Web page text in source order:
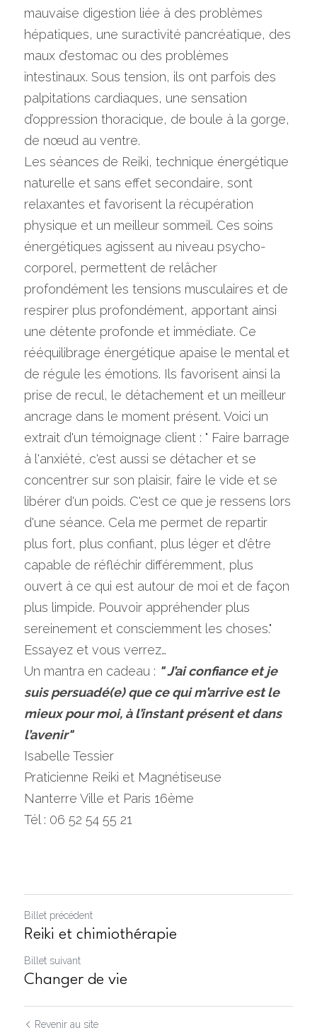
mauvaise digestion liée à des problèmes
hépatiques, une suractivité pancréatique, des
maux d’estomac ou des problèmes
intestinaux. Sous tension, ils ont parfois des
palpitations cardiaques, une sensation
d’oppression thoracique, de boule à la gorge,
de nœud au ventre.
Les séances de Reiki, technique énergétique
naturelle et sans effet secondaire, sont
relaxantes et favorisent la récupération
physique et un meilleur sommeil. Ces soins
énergétiques agissent au niveau psycho-
corporel, permettent de relâcher
profondément les tensions musculaires et de
respirer plus profondément, apportant ainsi
une détente profonde et immédiate. Ce
rééquilibrage énergétique apaise le mental et
de régule les émotions. Ils favorisent ainsi la
prise de recul, le détachement et un meilleur
ancrage dans le moment présent. Voici un
extrait d'un témoignage client : " Faire barrage
à l'anxiété, c'est aussi se détacher et se
concentrer sur son plaisir, faire le vide et se
libérer d'un poids. C'est ce que je ressens lors
d'une séance. Cela me permet de repartir
plus fort, plus confiant, plus léger et d'être
capable de réfléchir différemment, plus
ouvert à ce qui est autour de moi et de façon
plus limpide. Pouvoir appréhender plus
sereinement et consciemment les choses."
Essayez et vous verrez…
Un mantra en cadeau : " J’ai confiance et je
suis persuadé(e) que ce qui m’arrive est le
mieux pour moi, à l’instant présent et dans
l’avenir"
Isabelle Tessier
Praticienne Reiki et Magnétiseuse
Nanterre Ville et Paris 16ème
Tél : 06 52 54 55 21
Billet précédent
Reiki et chimiothérapie
Billet suivant
Changer de vie
Revenir au site